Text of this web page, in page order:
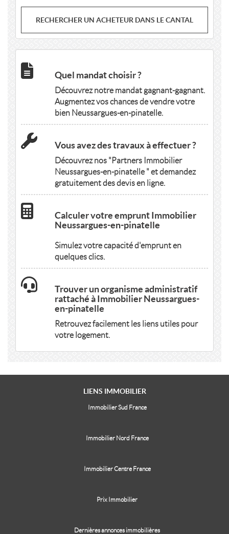
RECHERCHER UN ACHETEUR DANS LE CANTAL
Quel mandat choisir ?
Découvrez notre mandat gagnant-gagnant.
Augmentez vos chances de vendre votre
bien Neussargues-en-pinatelle.
Vous avez des travaux à effectuer ?
Découvrez nos "Partners Immobilier
Neussargues-en-pinatelle " et demandez
gratuitement des devis en ligne.
Calculer votre emprunt Immobilier
Neussargues-en-pinatelle
Simulez votre capacité d'emprunt en
quelques clics.
Trouver un organisme administratif
rattaché à Immobilier Neussargues-
en-pinatelle
Retrouvez facilement les liens utiles pour
votre logement.
LIENS IMMOBILIER
Immobilier Sud France
Immobilier Nord France
Immobilier Centre France
Prix Immobilier
Dernières annonces immobilières